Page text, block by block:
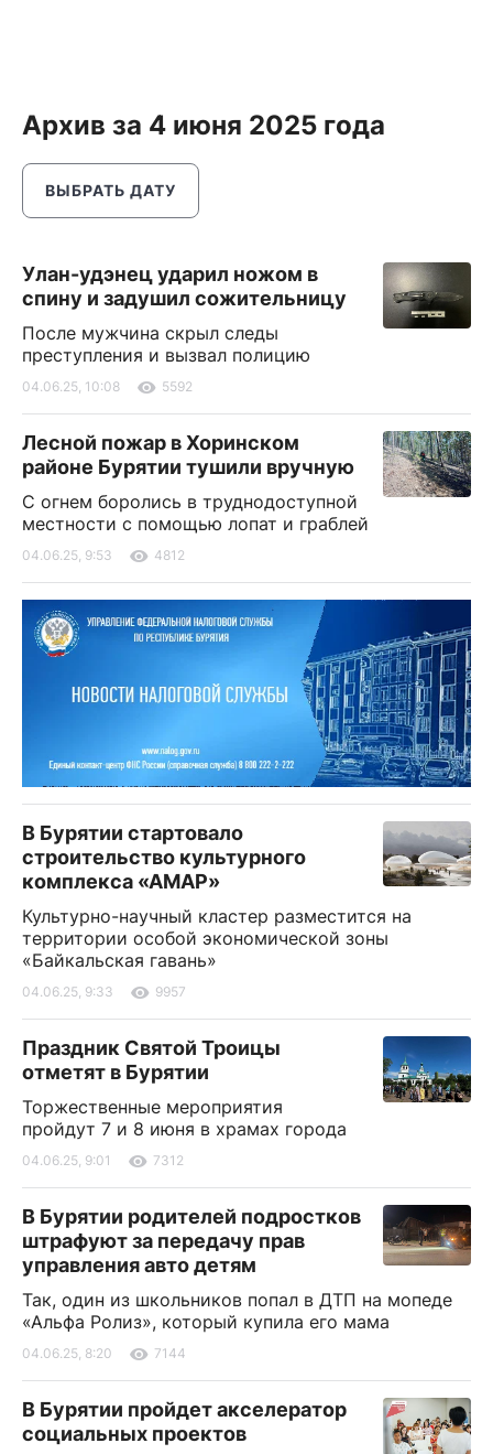
Архив за 4 июня 2025 года
ВЫБРАТЬ ДАТУ
Улан-удэнец ударил ножом в
спину и задушил сожительницу
После мужчина скрыл следы
преступления и вызвал полицию
04.06.25, 10:08 5592
Лесной пожар в Хоринском
районе Бурятии тушили вручную
С огнем боролись в труднодоступной
местности с помощью лопат и граблей
04.06.25, 9:53 4812
В Бурятии стартовало
строительство культурного
комплекса «АМАР»
Культурно-научный кластер разместится на
территории особой экономической зоны
«Байкальская гавань»
04.06.25, 9:33 9957
Праздник Святой Троицы
отметят в Бурятии
Торжественные мероприятия
пройдут 7 и 8 июня в храмах города
04.06.25, 9:01 7312
В Бурятии родителей подростков
штрафуют за передачу прав
управления авто детям
Так, один из школьников попал в ДТП на мопеде
«Альфа Ролиз», который купила его мама
04.06.25, 8:20 7144
В Бурятии пройдет акселератор
социальных проектов